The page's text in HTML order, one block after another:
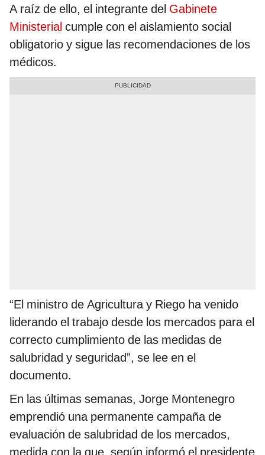
A raíz de ello, el integrante del Gabinete
Ministerial cumple con el aislamiento social
obligatorio y sigue las recomendaciones de los
médicos.
“El ministro de Agricultura y Riego ha venido
liderando el trabajo desde los mercados para el
correcto cumplimiento de las medidas de
salubridad y seguridad”, se lee en el
documento.
En las últimas semanas, Jorge Montenegro
emprendió una permanente campaña de
evaluación de salubridad de los mercados,
medida con la que, según informó el presidente